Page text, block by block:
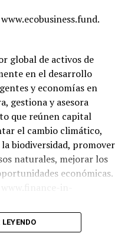
global de activos de
en el desarrollo
y economías en
gestiona y asesora
que reúnen capital
el cambio climático,
biodiversidad, promover
naturales, mejorar los
económicas.